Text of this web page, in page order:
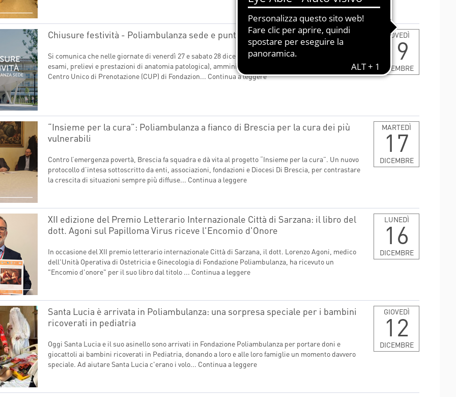
CENTER
E PER IL PAZIENTE
HORIZON 2020 - DR-BOB
HORIZON 2020 - HIPGEN
HORIZON 2020 - SPRINT
Chiusure festività - Poliambulanza sede e punti prelievi
Si comunica che nelle giornate di venerdì 27 e sabato 28 dicembre le attività ambulatoriali (visite,
esami, prelievi e prestazioni di anatomia patologica), amministrative di accettazione ambulatoriale e
Centro Unico di Prenotazione (CUP) di Fondazion... Continua a leggere
GIOVEDÌ
19
DICEMBRE
“Insieme per la cura”: Poliambulanza a fianco di Brescia per la cura dei più
vulnerabili
Contro l’emergenza povertà, Brescia fa squadra e dà vita al progetto “Insieme per la cura”. Un nuovo
protocollo d’intesa sottoscritto da enti, associazioni, fondazioni e Diocesi Di Brescia, per contrastare
la crescita di situazioni sempre più diffuse... Continua a leggere
MARTEDÌ
17
DICEMBRE
XII edizione del Premio Letterario Internazionale Città di Sarzana: il libro del
dott. Agoni sul Papilloma Virus riceve l'Encomio d'Onore
In occasione del XII premio letterario internazionale Città di Sarzana, il dott. Lorenzo Agoni, medico
dell'Unità Operativa di Ostetricia e Ginecologia di Fondazione Poliambulanza, ha ricevuto un
"Encomio d'onore" per il suo libro dal titolo ... Continua a leggere
LUNEDÌ
16
DICEMBRE
Santa Lucia è arrivata in Poliambulanza: una sorpresa speciale per i bambini
ricoverati in pediatria
Oggi Santa Lucia e il suo asinello sono arrivati in Fondazione Poliambulanza per portare doni e
giocattoli ai bambini ricoverati in Pediatria, donando a loro e alle loro famiglie un momento davvero
speciale. Ad aiutare Santa Lucia c'erano i volo... Continua a leggere
GIOVEDÌ
12
DICEMBRE